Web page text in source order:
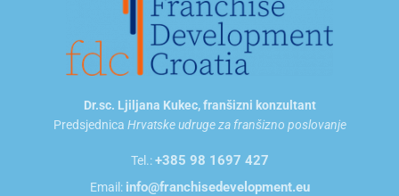
Dr.sc. Ljiljana Kukec, franšizni konzultant
Predsjednica Hrvatske udruge za franšizno poslovanje
Tel.:+385 98 1697 427
Email: info@franchisedevelopment.eu